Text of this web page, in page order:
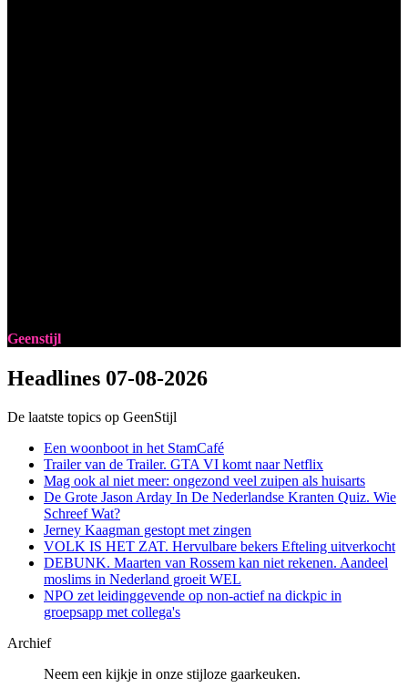
Geenstijl
Headlines 07-08-2026
De laatste topics op GeenStijl
Een woonboot in het StamCafé
Trailer van de Trailer. GTA VI komt naar Netflix
Mag ook al niet meer: ongezond veel zuipen als huisarts
De Grote Jason Arday In De Nederlandse Kranten Quiz. Wie
Schreef Wat?
Jerney Kaagman gestopt met zingen
VOLK IS HET ZAT. Hervulbare bekers Efteling uitverkocht
DEBUNK. Maarten van Rossem kan niet rekenen. Aandeel
moslims in Nederland groeit WEL
NPO zet leidinggevende op non-actief na dickpic in
groepsapp met collega's
Archief
Neem een kijkje in onze stijloze gaarkeuken.